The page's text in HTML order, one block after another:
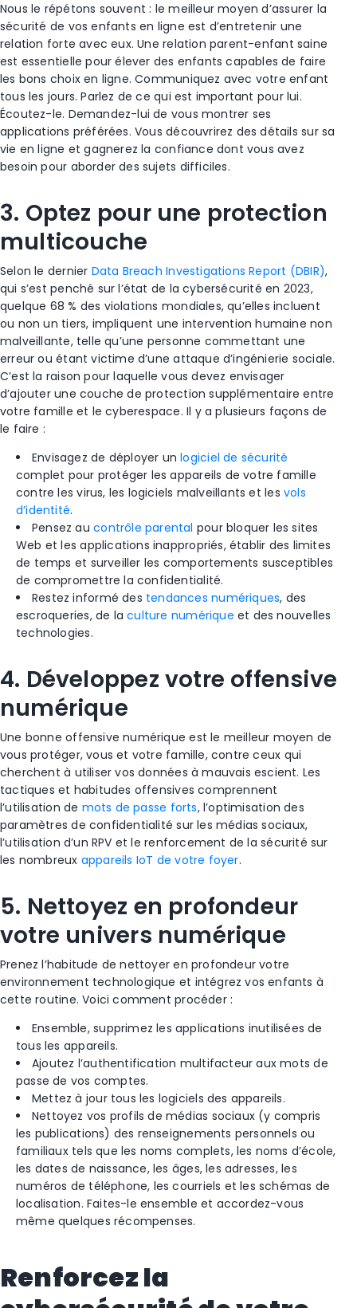
Nous le répétons souvent : le meilleur moyen d’assurer la
sécurité de vos enfants en ligne est d’entretenir une
relation forte avec eux. Une relation parent-enfant saine
est essentielle pour élever des enfants capables de faire
les bons choix en ligne. Communiquez avec votre enfant
tous les jours. Parlez de ce qui est important pour lui.
Écoutez-le. Demandez-lui de vous montrer ses
applications préférées. Vous découvrirez des détails sur sa
vie en ligne et gagnerez la confiance dont vous avez
besoin pour aborder des sujets difficiles.
3. Optez pour une protection
multicouche
Selon le dernier Data Breach Investigations Report (DBIR),
qui s’est penché sur l’état de la cybersécurité en 2023,
quelque 68 % des violations mondiales, qu’elles incluent
ou non un tiers, impliquent une intervention humaine non
malveillante, telle qu’une personne commettant une
erreur ou étant victime d’une attaque d’ingénierie sociale.
C’est la raison pour laquelle vous devez envisager
d’ajouter une couche de protection supplémentaire entre
votre famille et le cyberespace. Il y a plusieurs façons de
le faire :
Envisagez de déployer unlogiciel de sécurité
complet pour protéger les appareils de votre famille
contre les virus, les logiciels malveillants et les vols
d’identité.
Pensez aucontrôle parental pour bloquer les sites
Web et les applications inappropriés, établir des limites
de temps et surveiller les comportements susceptibles
de compromettre la confidentialité.
Restez informé des tendances numériques, des
escroqueries, de laculture numérique et des nouvelles
technologies.
4. Développez votre offensive
numérique
Une bonne offensive numérique est le meilleur moyen de
vous protéger, vous et votre famille, contre ceux qui
cherchent à utiliser vos données à mauvais escient. Les
tactiques et habitudes offensives comprennent
l’utilisation de mots de passe forts, l’optimisation des
paramètres de confidentialité sur les médias sociaux,
l’utilisation d’un RPV et le renforcement de la sécurité sur
les nombreux appareils IoT de votre foyer.
5. Nettoyez en profondeur
votre univers numérique
Prenez l’habitude de nettoyer en profondeur votre
environnement technologique et intégrez vos enfants à
cette routine. Voici comment procéder :
Ensemble, supprimez les applications inutilisées de
tous les appareils.
Ajoutez l’authentification multifacteur aux mots de
passe de vos comptes.
Mettez à jour tous les logiciels des appareils.
Nettoyez vos profils de médias sociaux (y compris
les publications) des renseignements personnels ou
familiaux tels que les noms complets, les noms d’école,
les dates de naissance, les âges, les adresses, les
numéros de téléphone, les courriels et les schémas de
localisation. Faites-le ensemble et accordez-vous
même quelques récompenses.
Renforcez la